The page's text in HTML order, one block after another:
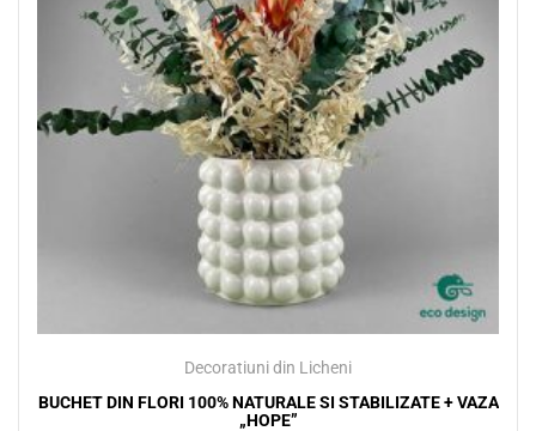
Decoratiuni din Licheni
BUCHET DIN FLORI 100% NATURALE SI STABILIZATE + VAZA
„HOPE”